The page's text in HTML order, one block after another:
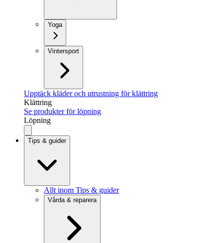
Yoga
Vintersport
Upptäck kläder och utrustning för klättring
Klättring
Se produkter för löpning
Löpning
Tips & guider
Allt inom Tips & guider
Vårda & reparera